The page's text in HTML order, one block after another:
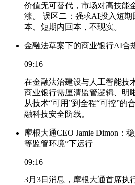
价值无可替代，市场对高技能
涨。 误区二：强求AI投入短期
本、短期内回本，不现实。
金融法草案下的商业银行AI合
09:16
在金融法治建设与人工智能技
商业银行需厘清监管逻辑、明
从技术“可用”到全程“可控”的
融科技安全防线。
摩根大通CEO Jamie Dimon：
等监管环境”下运行
09:16
3月3日消息，摩根大通首席执